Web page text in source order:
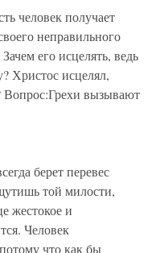
человек получает
неправильного
его исцелять, ведь
Христос исцелял,
Вопрос:Грехи вызывают
берет перевес
той милости,
жестокое и
Человек
что как бы